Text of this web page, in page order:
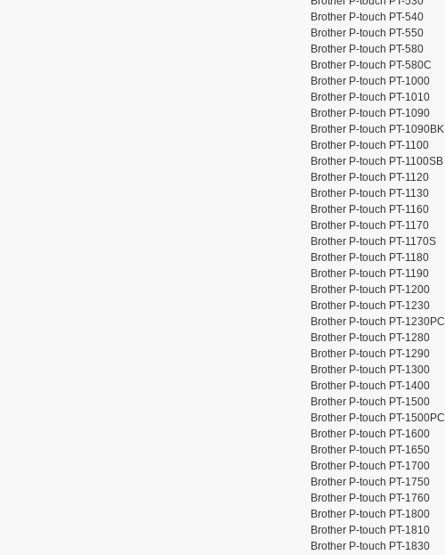
Brother P-touch PT-540
Brother P-touch PT-550
Brother P-touch PT-580
Brother P-touch PT-580C
Brother P-touch PT-1000
Brother P-touch PT-1010
Brother P-touch PT-1090
Brother P-touch PT-1090BK
Brother P-touch PT-1100
Brother P-touch PT-1100SB
Brother P-touch PT-1120
Brother P-touch PT-1130
Brother P-touch PT-1160
Brother P-touch PT-1170
Brother P-touch PT-1170S
Brother P-touch PT-1180
Brother P-touch PT-1190
Brother P-touch PT-1200
Brother P-touch PT-1230
Brother P-touch PT-1230PC
Brother P-touch PT-1280
Brother P-touch PT-1290
Brother P-touch PT-1300
Brother P-touch PT-1400
Brother P-touch PT-1500
Brother P-touch PT-1500PC
Brother P-touch PT-1600
Brother P-touch PT-1650
Brother P-touch PT-1700
Brother P-touch PT-1750
Brother P-touch PT-1760
Brother P-touch PT-1800
Brother P-touch PT-1810
Brother P-touch PT-1830